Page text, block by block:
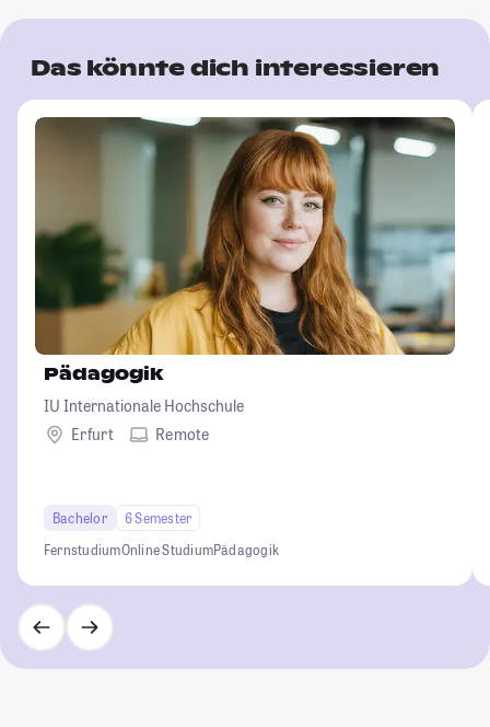
Das könnte dich interessieren
Pädagogik
IU Internationale Hochschule
Erfurt
Remote
Bachelor
6 Semester
FernstudiumOnline StudiumPädagogik